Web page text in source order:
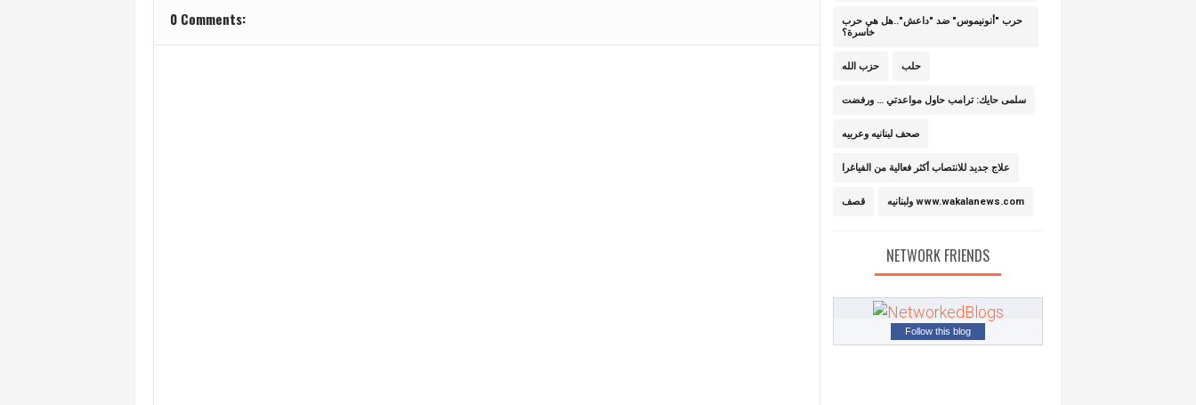
0 Comments:
حرب "أنونيموس" ضد "داعش"..هل هي حرب
خاسرة؟
حزب الله حلب
سلمى حايك: ترامب حاول مواعدتي … ورفضت
صحف لبنانيه وعربيه
علاج جديد للانتصاب أكثر فعالية من الفياغرا
قصف ولبنانيه www.wakalanews.com
NETWORK FRIENDS
Follow this blog